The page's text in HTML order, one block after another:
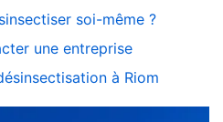
soi-même ?
une entreprise
à Riom